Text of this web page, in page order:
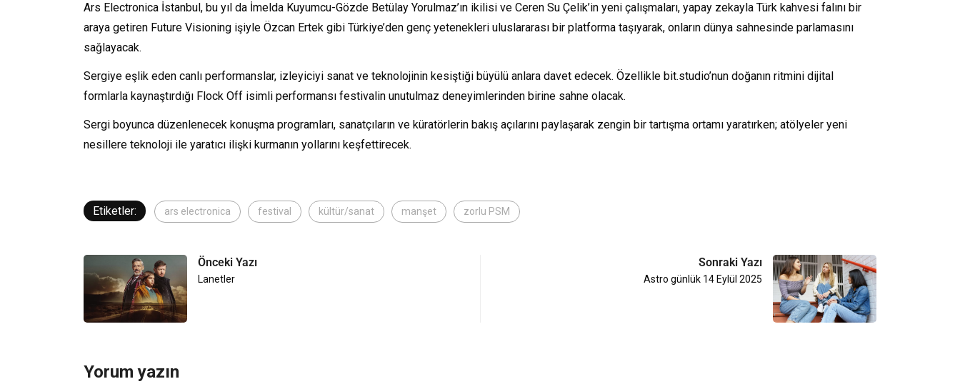
Ars Electronica İstanbul, bu yıl da İmelda Kuyumcu-Gözde Betülay Yorulmaz’ın ikilisi ve Ceren Su Çelik’in yeni çalışmaları, yapay zekayla Türk kahvesi falını bir
araya getiren Future Visioning işiyle Özcan Ertek gibi Türkiye’den genç yetenekleri uluslararası bir platforma taşıyarak, onların dünya sahnesinde parlamasını
sağlayacak.
Sergiye eşlik eden canlı performanslar, izleyiciyi sanat ve teknolojinin kesiştiği büyülü anlara davet edecek. Özellikle bit.studio’nun doğanın ritmini dijital
formlarla kaynaştırdığı Flock Off isimli performansı festivalin unutulmaz deneyimlerinden birine sahne olacak.
Sergi boyunca düzenlenecek konuşma programları, sanatçıların ve küratörlerin bakış açılarını paylaşarak zengin bir tartışma ortamı yaratırken; atölyeler yeni
nesillere teknoloji ile yaratıcı ilişki kurmanın yollarını keşfettirecek.
Etiketler: ars electronica festival kültür/sanat manşet zorlu PSM
Önceki Yazı
Lanetler
Sonraki Yazı
Astro günlük 14 Eylül 2025
Yorum yazın